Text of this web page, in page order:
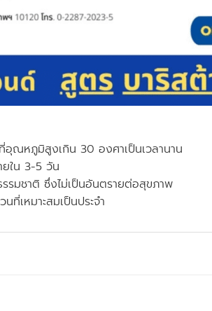
อุณหภูมิสูงเกิน 30 องศาเป็นเวลานาน
ยใน 3-5 วัน
รมชาติ ซึ่งไม่เป็นอันตรายต่อสุขภาพ
ที่เหมาะสมเป็นประจำ